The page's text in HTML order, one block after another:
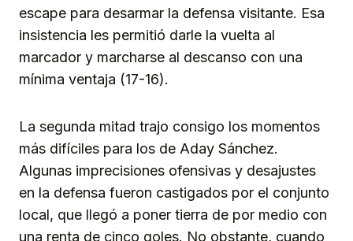
escape para desarmar la defensa visitante. Esa
insistencia les permitió darle la vuelta al
marcador y marcharse al descanso con una
mínima ventaja (17-16).
La segunda mitad trajo consigo los momentos
más difíciles para los de Aday Sánchez.
Algunas imprecisiones ofensivas y desajustes
en la defensa fueron castigados por el conjunto
local, que llegó a poner tierra de por medio con
una renta de cinco goles. No obstante, cuando